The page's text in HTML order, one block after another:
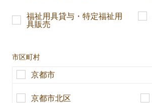
福祉用具貸与・特定福祉用
具販売
市区町村
京都市
京都市北区